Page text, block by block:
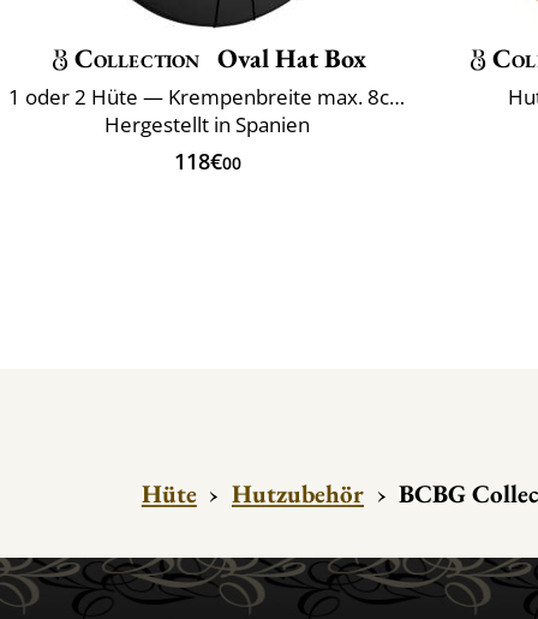
Collection Oval Hat Box
1 oder 2 Hüte — Krempenbreite max. 8cm
Hergestellt in Spanien
118€00
Hüte › Hutzubehör › BCBG